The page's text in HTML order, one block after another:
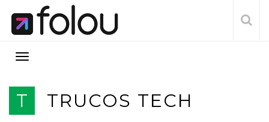
T TRUCOS TECH